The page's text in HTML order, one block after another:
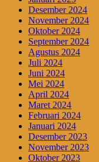
Desember 2024
November 2024
Oktober 2024
September 2024
Agustus 2024
Juli 2024
Juni 2024
Mei 2024
April 2024
Maret 2024
Februari 2024
Januari 2024
Desember 2023
November 2023
Oktober 2023